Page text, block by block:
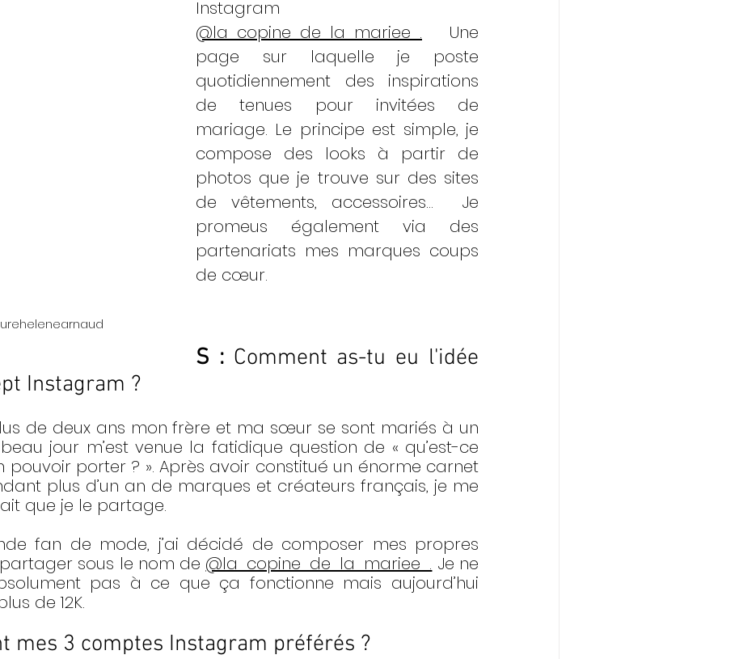
@la_copine_de_la_mariee_. Une
page sur laquelle je poste
quotidiennement des inspirations
de tenues pour invitées de
mariage. Le principe est simple, je
compose des looks à partir de
photos que je trouve sur des sites
de vêtements, accessoires…  Je
promeus également via des
partenariats mes marques coups
de cœur.
S : Comment as-tu eu l'idée
Instagram ?
de deux ans mon frère et ma sœur se sont mariés à un
jour m’est venue la fatidique question de « qu’est-ce
pouvoir porter ? ». Après avoir constitué un énorme carnet
plus d’un an de marques et créateurs français, je me
que je le partage.
fan de mode, j’ai décidé de composer mes propres
sous le nom de @la_copine_de_la_mariee_. Je ne
pas à ce que ça fonctionne mais aujourd’hui
de 12K.
mes 3 comptes Instagram préférés ?